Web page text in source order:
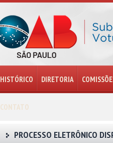
HISTÓRICO DIRETORIA
CONTATO
PROCESSO ELETRÔNICO